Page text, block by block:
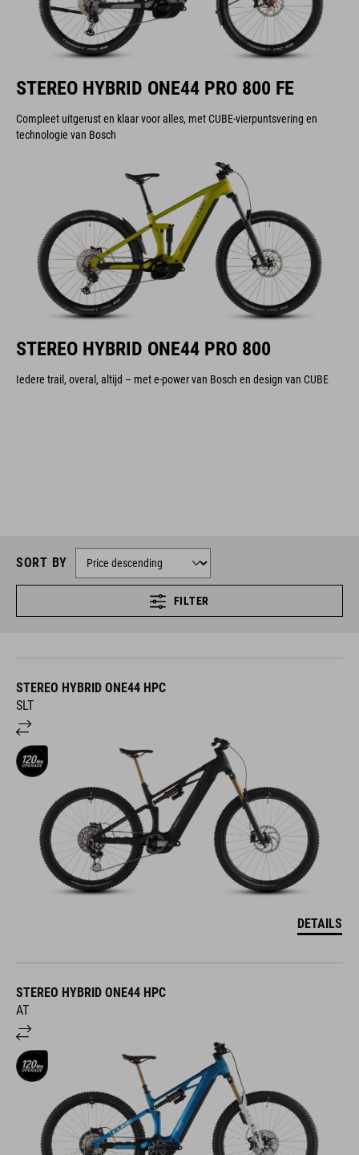
STEREO HYBRID ONE44 PRO 800 FE
Compleet uitgerust en klaar voor alles, met CUBE-vierpuntsvering en
technologie van Bosch
STEREO HYBRID ONE44 PRO 800
Iedere trail, overal, altijd – met e-power van Bosch en design van CUBE
SORT BY
FILTER
STEREO HYBRID ONE44 HPC
SLT
DETAILS
STEREO HYBRID ONE44 HPC
AT